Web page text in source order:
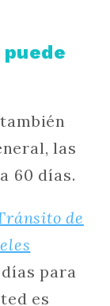
las
60 días.
de
para
es